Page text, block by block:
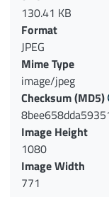
130.41 KB
Format
JPEG
Mime Type
image/jpeg
Checksum(MD5)
Image Height
1080
Image Width
771